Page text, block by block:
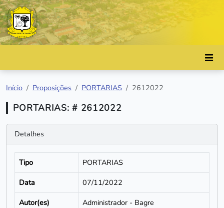
Início Proposições PORTARIAS 2612022
PORTARIAS: # 2612022
Detalhes
Tipo
PORTARIAS
Data
07/11/2022
Autor(es)
Administrador - Bagre